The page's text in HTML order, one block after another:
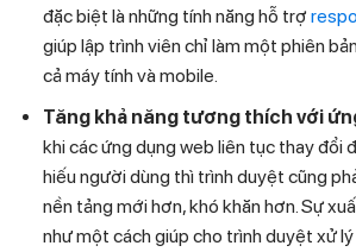
đặc biệt là những tính năng hỗ trợ
giúp lập trình viên chỉ làm một phiên
cả máy tính và mobile.
Tăng khả năng tương thích với
khi các ứng dụng web liên tục thay đổi
hiếu người dùng thì trình duyệt cũng
nền tảng mới hơn, khó khăn hơn. Sự
như một cách giúp cho trình duyệt xử